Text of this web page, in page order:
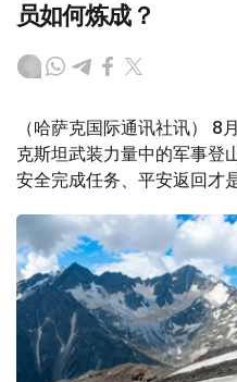
员如何炼成？
（哈萨克国际通讯社讯）
克斯坦武装力量中的军事登
安全完成任务、平安返回才